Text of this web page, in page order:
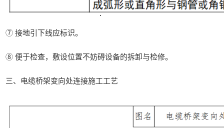
⑦ 接地引下线应标识。
⑧ 便于检查，敷设位置不妨碍设备的拆卸与检修。
三、电缆桥架变向处连接施工工艺